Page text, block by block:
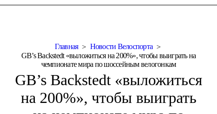
Главная
Новости Велоспорта
GB’s Backstedt «выложиться на 200%», чтобы выиграть на
чемпионате мира по шоссейным велогонкам
GB’s Backstedt «выложиться
на 200%», чтобы выиграть